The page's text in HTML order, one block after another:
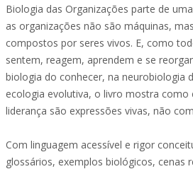
Biologia das Organizações parte de
as organizações não são máquinas,
compostos por seres vivos. E, como
sentem, reagem, aprendem e se
biologia do conhecer, na neurobiologia
ecologia evolutiva, o livro mostra como
liderança são expressões vivas, não
Com linguagem acessível e rigor
glossários, exemplos biológicos, cenas